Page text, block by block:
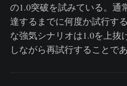
の1.0突破を試みている。通
達するまでに何度か試行す
な強気シナリオは1.0を上抜
しながら再試行することであ